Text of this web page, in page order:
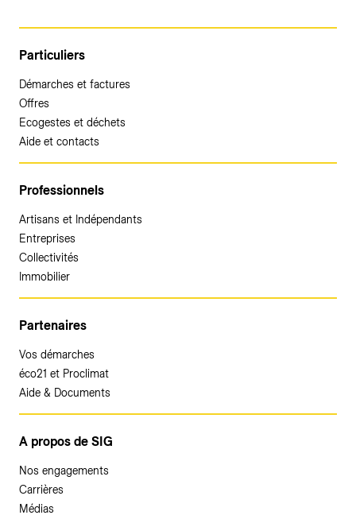
Particuliers
Démarches et factures
Offres
Ecogestes et déchets
Aide et contacts
Professionnels
Artisans et Indépendants
Entreprises
Collectivités
Immobilier
Partenaires
Vos démarches
éco21 et Proclimat
Aide & Documents
A propos de SIG
Nos engagements
Carrières
Médias